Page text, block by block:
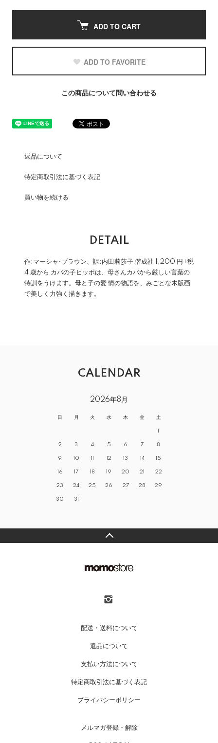
ADD TO CART
ADD TO FAVORITE
この商品について問い合わせる
返品について
特定商取引法に基づく表記
買い物を続ける
DETAIL
作:マーシャ•ブラウン、訳:内田莉莎子 偕成社 1,200 円+税
4 歳から カバの子ヒッポは、母さんカバから厳しい言葉の
特訓をうけます。母と子の愛 情の物語を、みごとな木版画
で美しく力強く描きます。
CALENDAR
2026年8月
日 月 火 水 木 金 土
1
2 3 4 5 6 7 8
9 10 11 12 13 14 15
16 17 18 19 20 21 22
23 24 25 26 27 28 29
30 31
配送・送料について
返品について
支払い方法について
特定商取引法に基づく表記
プライバシーポリシー
メルマガ登録・解除